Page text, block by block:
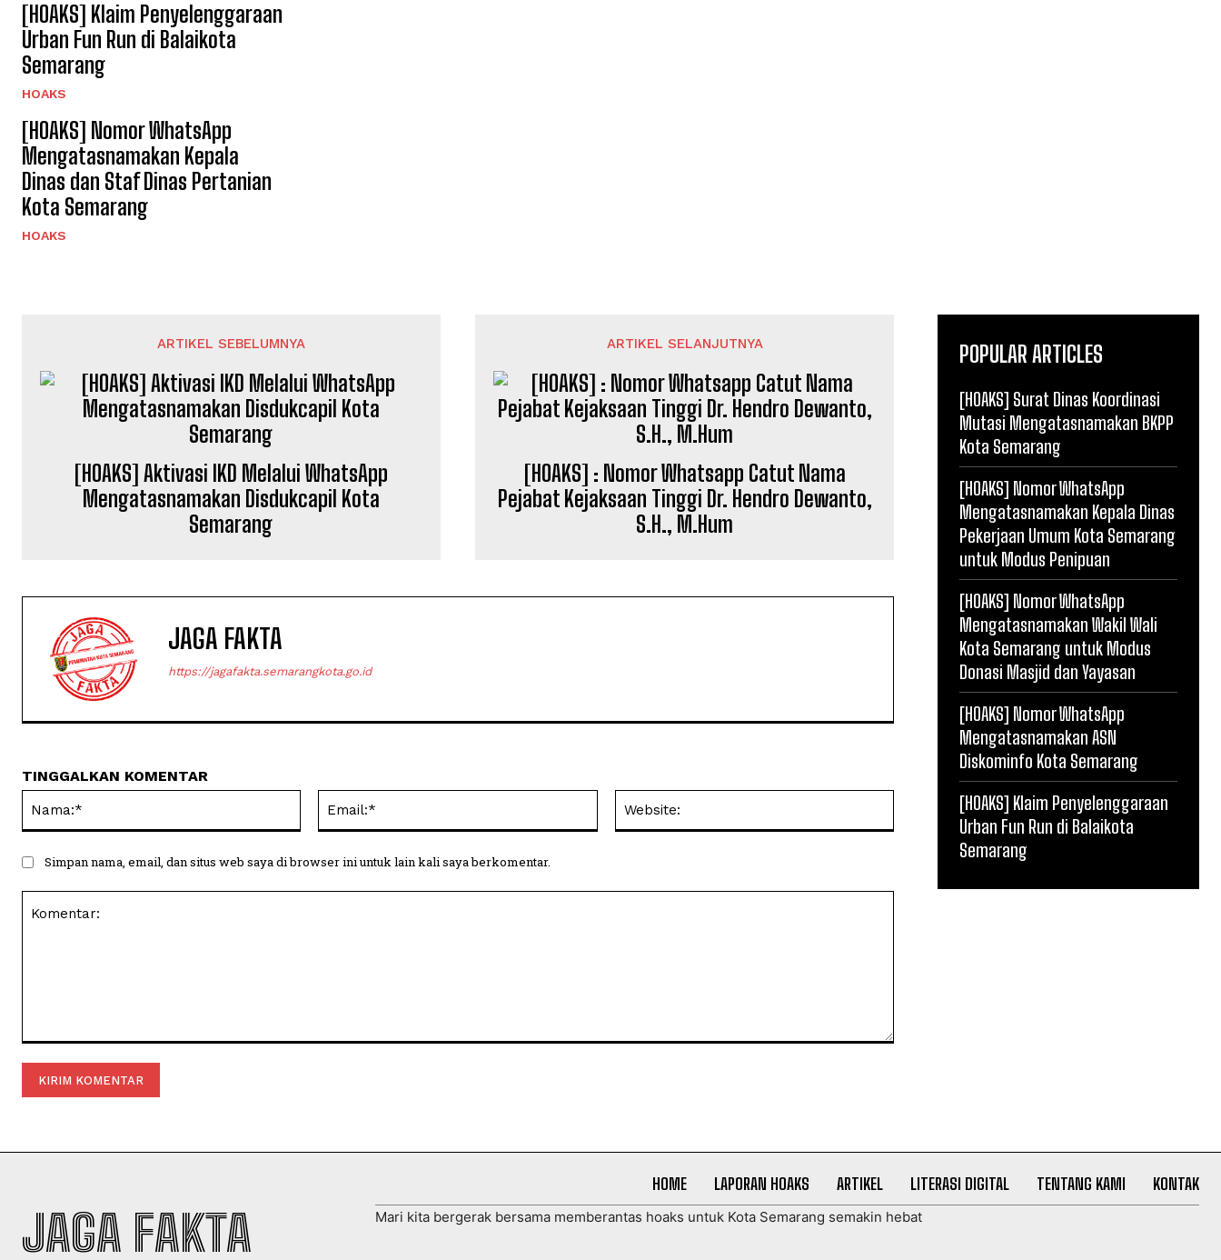
[HOAKS] Klaim Penyelenggaraan
Urban Fun Run di Balaikota
Semarang
HOAKS
[HOAKS] Nomor WhatsApp
Mengatasnamakan Kepala
Dinas dan Staf Dinas Pertanian
Kota Semarang
HOAKS
ARTIKEL SEBELUMNYA
[HOAKS] Aktivasi IKD Melalui WhatsApp
Mengatasnamakan Disdukcapil Kota
Semarang
ARTIKEL SELANJUTNYA
[HOAKS] : Nomor Whatsapp Catut Nama
Pejabat Kejaksaan Tinggi Dr. Hendro Dewanto,
S.H., M.Hum
JAGA FAKTA
https://jagafakta.semarangkota.go.id
TINGGALKAN KOMENTAR
Simpan nama, email, dan situs web saya di browser ini untuk lain kali saya berkomentar.
POPULAR ARTICLES
[HOAKS] Surat Dinas Koordinasi
Mutasi Mengatasnamakan BKPP
Kota Semarang
[HOAKS] Nomor WhatsApp
Mengatasnamakan Kepala Dinas
Pekerjaan Umum Kota Semarang
untuk Modus Penipuan
[HOAKS] Nomor WhatsApp
Mengatasnamakan Wakil Wali
Kota Semarang untuk Modus
Donasi Masjid dan Yayasan
[HOAKS] Nomor WhatsApp
Mengatasnamakan ASN
Diskominfo Kota Semarang
[HOAKS] Klaim Penyelenggaraan
Urban Fun Run di Balaikota
Semarang
JAGA FAKTA
HOME LAPORAN HOAKS ARTIKEL LITERASI DIGITAL TENTANG KAMI KONTAK
Mari kita bergerak bersama memberantas hoaks untuk Kota Semarang semakin hebat